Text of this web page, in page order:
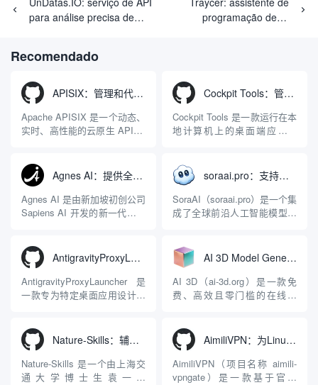
para análise precisa de
programação de IA
tempo real
Recomendado
APISIX：管理和代理API及大模型流量的高性能网关
Apache APISIX 是一个动态、
实时、高性能的云原生 API 网
LuaJIT 构建，并在 2019 年作
为顶级开源项目捐赠给
Apache 软件基金会。APISIX
彻底摒...
Cockpit Tools：管理多个AI编程IDE账号与配置多开独立实例的本地桌面应用
Cockpit Tools 是一款运行在本
地计算机上的桌面端应用程
程助手的账号与运行环境而设
计。它目前支持包括
Antigravity IDE、Codex、
GitHub Copilo...
Agnes AI：提供全模态模型免费API、支持图文视频生成与复杂工程执行的智能体平台
Agnes AI 是由新加坡初创公司
Sapiens AI 开发的新一代多模
限制，提供集文本、图像、视
频生成于一体的“全模态”大模
型能力。平台的核心产品矩阵
包括主打自动化工作流的
soraai.pro：支持多模型文字转视频和图像生成的在线创作工具
SoraAI（soraai.pro）是一个集
成了全球前沿人工智能模型的
者、营销人员及广大用户提供
一站式、开箱即用的视觉内容
生成解决方案。网站的核心优
势在于其强大的多模型聚合能
AntigravityProxyLauncher：免TUN全局代理使用Antigravity IDE
AntigravityProxyLauncher 是
一款专为特定桌面应用设计的
Windows 平台。当用户使用桌
面版 Gemini 客户端或
Antigravity IDE ...
AI 3D Model Generator：通过文本和图像快速生成3D模型的在线工具
AI 3D（ai-3d.org）是一款免
费、高效且零门槛的在线AI
动Seed 3D两大行业领先的AI
模型架构，致力于帮助用户无
需掌握复杂的3D拓扑知识或昂
贵的专业软件，即可在...
Nature-Skills：辅助撰写学术论文和绘制科研图表的智能体插件
Nature-Skills 是一个由上海交
通大学博士生袁一哲
AimiliVPN：为Linux提供纯净出站家庭IP的VPN代理网关
AimiliVPN（项目名称 aimili-
vpngate）是一款基于官方